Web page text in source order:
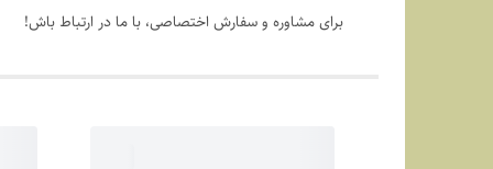
برای مشاوره و سفارش اختصاصی، با ما در ارتباط باش!